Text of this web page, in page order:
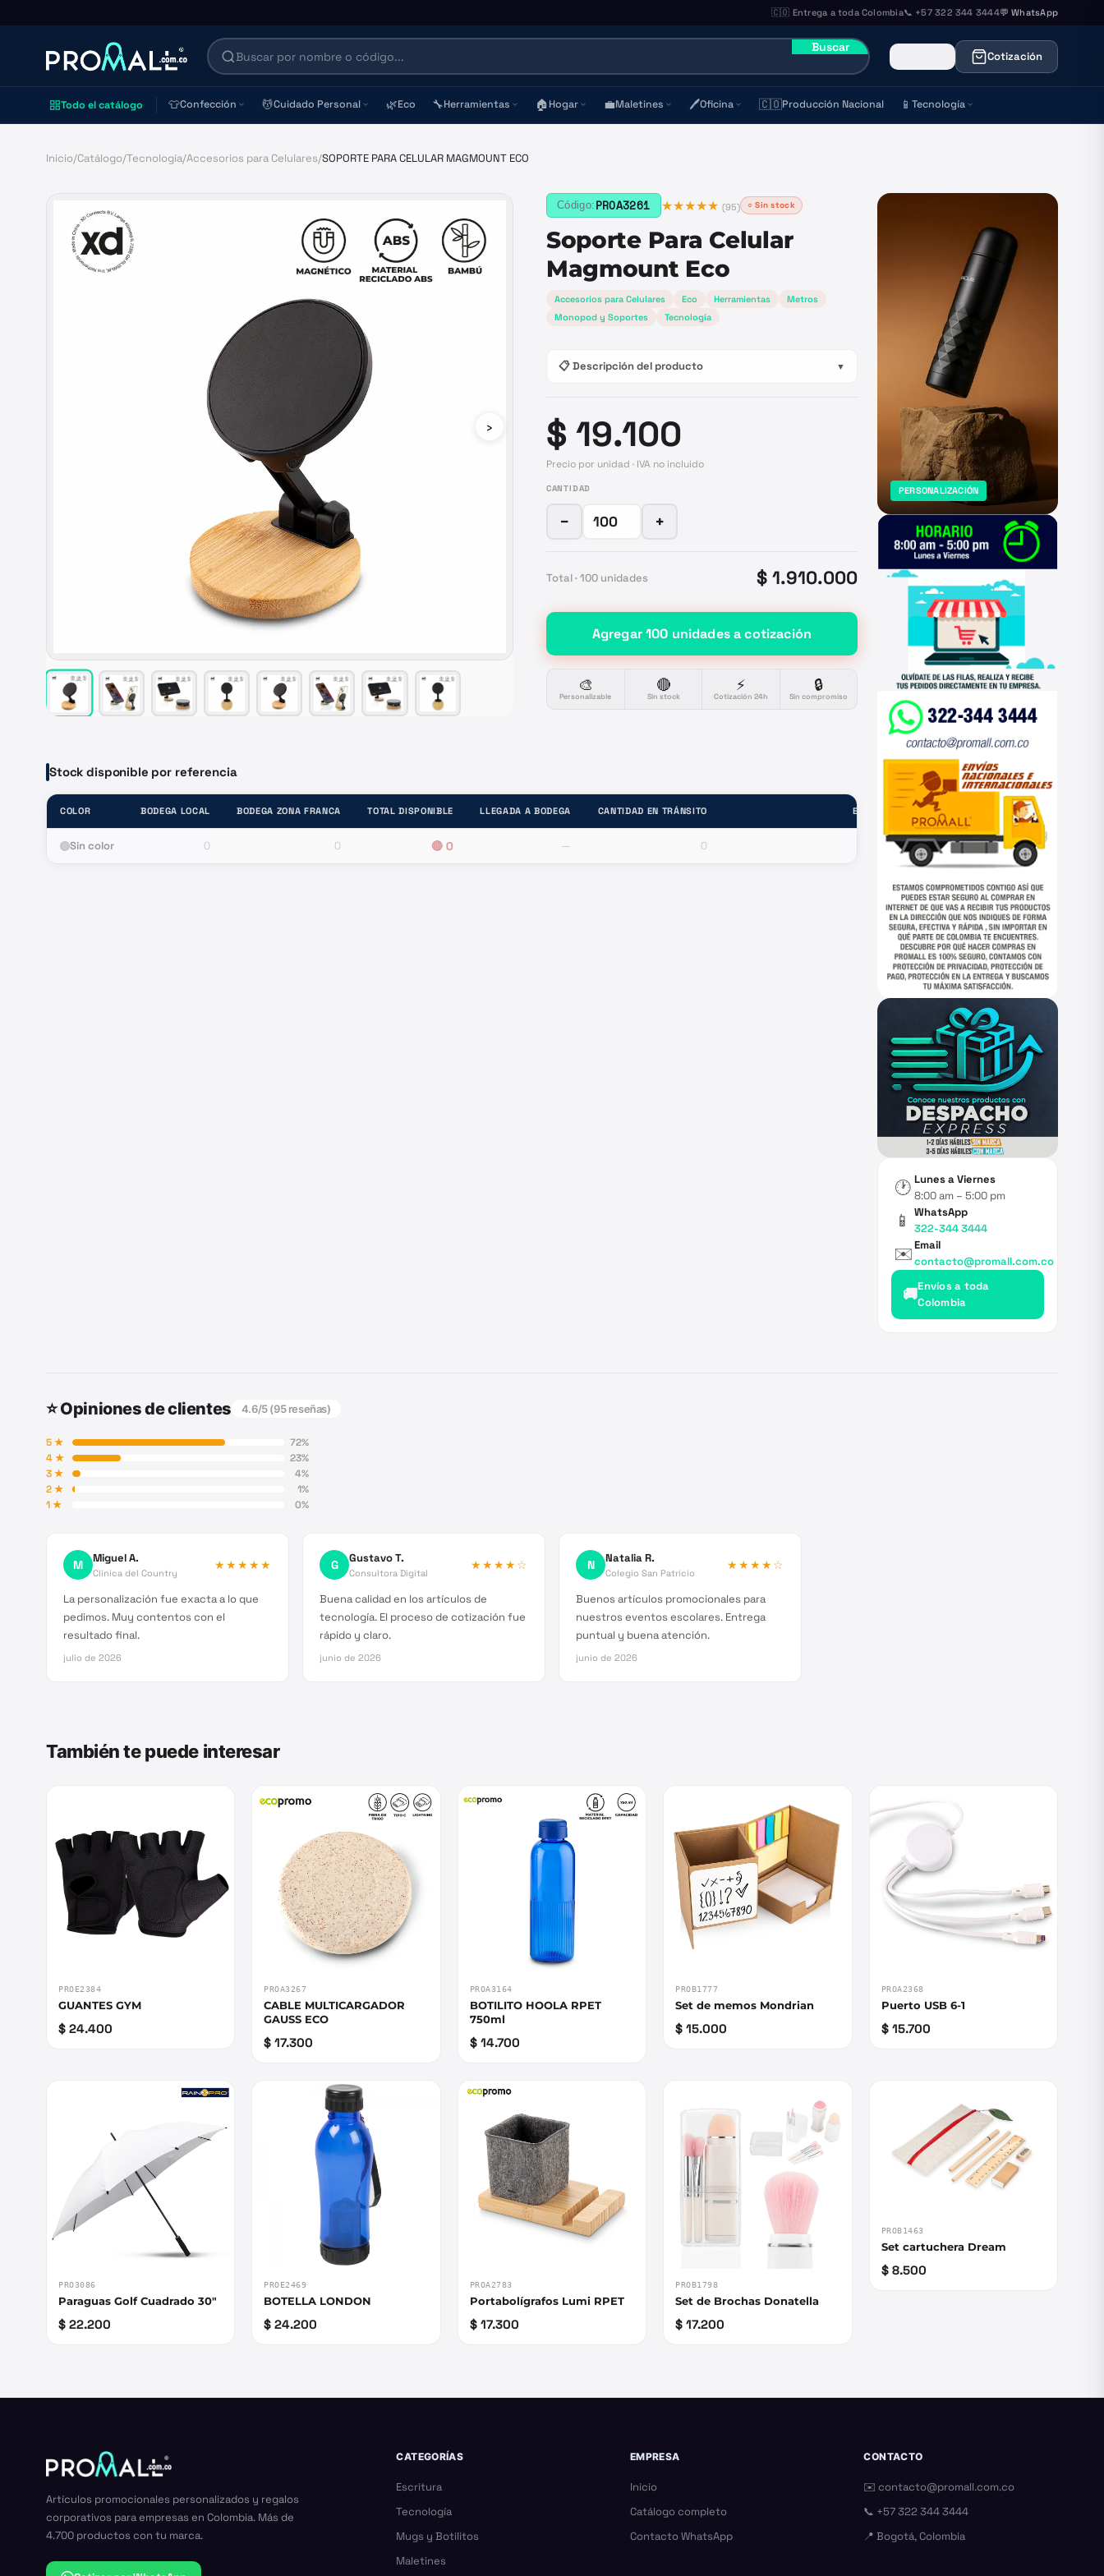
🇨🇴 Entrega a toda Colombia📞 +57 322 344 3444💬 WhatsApp
Buscar
Cotización
Todo el catálogo 👕Confección 💆Cuidado Personal 🌿Eco 🔧Herramientas 🏠Hogar 💼Maletines 🖊️Oficina 🇨🇴Producción Nacional 📱 Tecnología
Inicio/Catálogo/Tecnología/Accesorios para Celulares/SOPORTE PARA CELULAR MAGMOUNT ECO
›
Código: PROA3261 ★★★★★ (95) ○ Sin stock
Soporte Para Celular
Magmount Eco
Accesorios para Celulares Eco Herramientas
Metros
Monopod y Soportes
Tecnología
📋 Descripción del producto ▼
$ 19.100
Precio por unidad · IVA no incluido
CANTIDAD
− +
Total · 100 unidades $ 1.910.000
Agregar100 unidadesa cotización
🎨
Personalizable
🔴
Sin stock
⚡
Cotización 24h
🔒
Sin compromiso
Stock disponible por referencia
COLOR BODEGA LOCAL BODEGA ZONA FRANCA TOTAL DISPONIBLE LLEGADA A BODEGA CANTIDAD EN TRÁNSITO ESTADO
Sin color 0 0 🔴 0 — 0 —
PERSONALIZACIÓN
🕐 Lunes a Viernes
8:00 am – 5:00 pm
📱
WhatsApp
322-344 3444
✉️Email
contacto@promall.com.co
🚚Envíos a toda
Colombia
⭐ Opiniones de clientes 4.6/5 (95reseñas)
5★ 72%
4★ 23%
3★ 4%
2★ 1%
1★ 0%
M Miguel A.
Clínica del Country
★★★★★
La personalización fue exacta a lo que
pedimos. Muy contentos con el
resultado final.
julio de 2026
G Gustavo T.
Consultora Digital
★★★★☆
Buena calidad en los artículos de
tecnología. El proceso de cotización fue
rápido y claro.
junio de 2026
N Natalia R.
Colegio San Patricio
★★★★☆
Buenos artículos promocionales para
nuestros eventos escolares. Entrega
puntual y buena atención.
junio de 2026
También te puede interesar
PROE2384
GUANTES GYM
$ 24.400
PROA3267
CABLE MULTICARGADOR
GAUSS ECO
$ 17.300
PROA3164
BOTILITO HOOLA RPET
750ml
$ 14.700
PROB1777
Set de memos Mondrian
$ 15.000
PROA2368
Puerto USB 6-1
$ 15.700
PRO3086
Paraguas Golf Cuadrado 30"
$ 22.200
PROE2469
BOTELLA LONDON
$ 24.200
PROA2783
Portabolígrafos Lumi RPET
$ 17.300
PROB1798
Set de Brochas Donatella
$ 17.200
PROB1463
Set cartuchera Dream
$ 8.500
Artículos promocionales personalizados y regalos
corporativos para empresas en Colombia. Más de
4.700 productos con tu marca.
CATEGORÍAS
Escritura
Tecnología
Mugs y Botilitos
Maletines
EMPRESA
Inicio
Catálogo completo
Contacto WhatsApp
CONTACTO
✉️contacto@promall.com.co
📞 +57 322 344 3444
📍 Bogotá, Colombia